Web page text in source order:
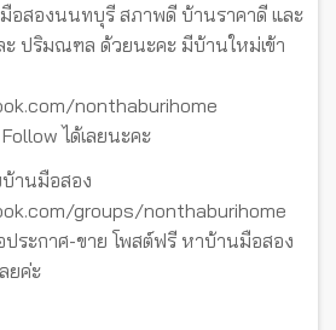
อสองนนทบุรี สภาพดี บ้านราคาดี และ
ะ ปริมณฑล ด้วยนะคะ มีบ้านใหม่เข้า
nonthaburihome
ได้เลยนะคะ
านมือสอง
groups/nonthaburihome
ประกาศ-ขาย โพสต์ฟรี หาบ้านมือสอง
ยค่ะ